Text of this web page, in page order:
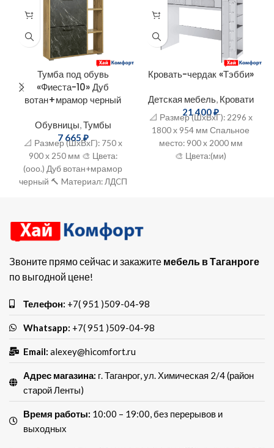
Тумба под обувь
«Фиеста-10» Дуб
вотан+мрамор черный
Обувницы,Тумбы
7 665₽
📐 Размер (ШхВхГ): 750 х
900 х 250 мм 🎨 Цвeта:
(ооо.) Дуб вотан+мрамор
черный 🔨 Mатериaл: ЛДCП
Кровать-чердак «Тэбби»
Детская мебель, Кровати
21 400₽
📐 Размер (ШхВхГ): 2296 х
1800 х 954 мм Спальное
место: 900 x 2000 мм
🎨 Цвeта:(ми)
Звоните прямо сейчас и закажите мебель в Таганроге
по выгодной цене!
Телефон: +7( 951 )509-04-98
Whatsapp: +7( 951 )509-04-98
Email: alexey@hicomfort.ru
Адрес магазина: г. Таганрог, ул. Химическая 2/4 (район
старой Ленты)
Время работы: 10:00 – 19:00, без перерывов и
выходных